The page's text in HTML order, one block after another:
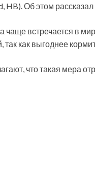
Об этом рассказал
чаще встречается в
как выгоднее
что такая мера